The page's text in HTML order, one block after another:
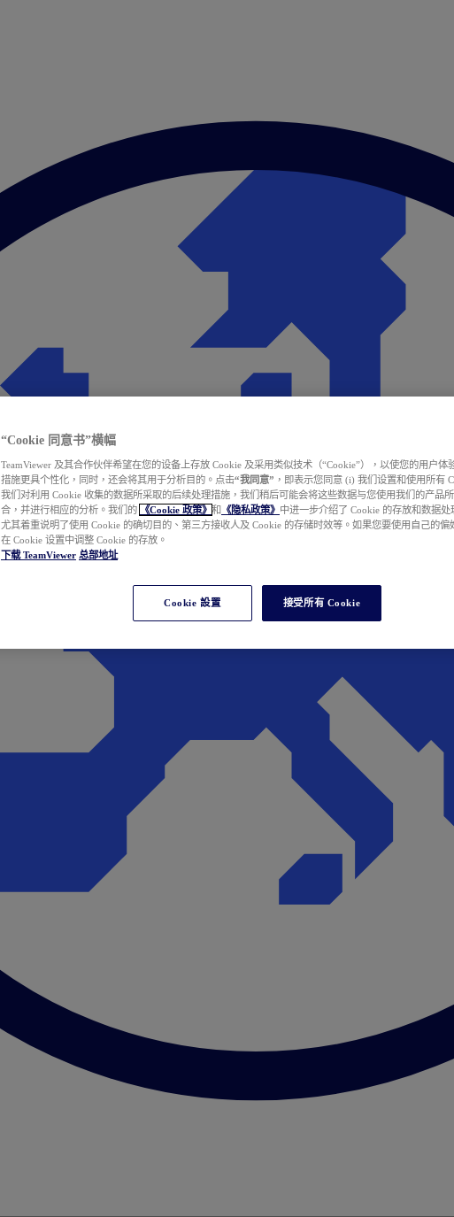
“Cookie 同意书”横幅
TeamViewer 及其合作伙伴希望在您的设备上存放 Cookie 及采用类似技术（“Cookie”），以使您的用户体
措施更具个性化，同时，还会将其用于分析目的。点击“我同意” ，即表示您同意 (i) 我们设置和使用所有
我们对利用 Cookie 收集的数据所采取的后续处理措施，我们稍后可能会将这些数据与您使用我们的产品
合，并进行相应的分析。我们的
《Cookie 政策》 和 《隐私政策》 中进一步介绍了 Cookie 的存放和数据处
尤其着重说明了使用 Cookie 的确切目的、第三方接收人及 Cookie 的存储时效等。如果您要使用自己的偏
在 Cookie 设置中调整 Cookie 的存放。
下载 TeamViewer 总部地址
Cookie 設置 接受所有 Cookie